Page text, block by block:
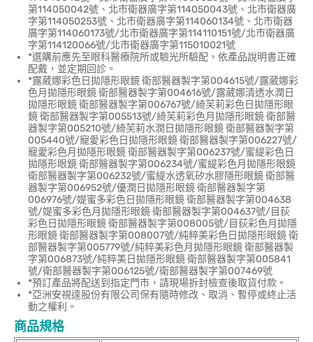
第114050042號、北市衛器廣字第114050043號、北市衛器廣
字第114050253號、北市衛器廣字第114060134號、北市衛器
廣字第114060173號/北市衛器廣字第114110151號/北市衛器廣
字第114120066號/北市衛器廣字第115010021號
*選購前應先至眼科醫療院所或驗光所驗配，依產品說明書正確
配戴，並定期回診。
*露葳娜彩色日拋隱形眼鏡 衛部醫器製字第004615號/露葳娜彩
色月拋隱形眼鏡 衛部醫器製字第004616號/露葳娜清透水潤日
拋隱形眼鏡 衛部醫器製字第006767號/綺芙莉彩色日拋隱形眼
鏡 衛部醫器製字第005513號/綺芙莉彩色月拋隱形眼鏡 衛部醫
器製字第005210號/綺芙莉水潤日拋隱形眼鏡 衛部醫器製字第
005440號/寵愛彩色日拋隱形眼鏡 衛部醫器製字第006227號/
寵愛彩色月拋隱形眼鏡 衛部醫器製字第006237號/蜜緹彩色日
拋隱形眼鏡 衛部醫器製字第006234號/蜜緹彩色月拋隱形眼鏡
衛部醫器製字第006232號/蜜緹水透氧矽水膠隱形眼鏡 衛部醫
器製字第006952號/優潤日拋隱形眼鏡 衛部醫器製字第
006976號/媞蜜多彩色日拋隱形眼鏡 衛部醫器製字第004638
號/媞蜜多彩色月拋隱形眼鏡 衛部醫器製字第004637號/目荻
彩色日拋隱形眼鏡 衛部醫器製字第008005號/目荻彩色月拋隱
形眼鏡 衛部醫器製字第008007號/純粹美彩色日拋隱形眼鏡 衛
部醫器製字第005779號/純粹美彩色月拋隱形眼鏡 衛部醫器製
字第006873號/純粹美日拋隱形眼鏡 衛部醫器製字第005841
號/衛部醫器製字第006125號/衛部醫器製字第007469號
*預訂產品將配送到指定門市，請現場拆封檢查後取貨付款。
*亞洲安視達股份有限公司保有隨時修改、取消、暫停或終止活
動之權利。
商品規格